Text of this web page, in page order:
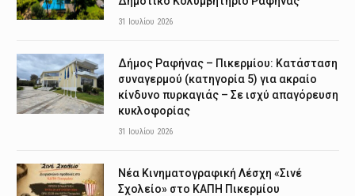
31 Ιουλίου 2026
Δήμος Ραφήνας – Πικερμίου: Κατάσταση
συναγερμού (κατηγορία 5) για ακραίο
κίνδυνο πυρκαγιάς – Σε ισχύ απαγόρευση
κυκλοφορίας
31 Ιουλίου 2026
Νέα Κινηματογραφική Λέσχη «Σινέ
Σχολείο» στο ΚΑΠΗ Πικερμίου